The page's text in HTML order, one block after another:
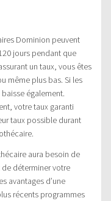
Dominion peuvent
jours pendant que
un taux, vous êtes
même plus bas. Si les
également.
votre taux garanti
taux possible durant
aura besoin de
déterminer votre
avantages d’une
récents programmes